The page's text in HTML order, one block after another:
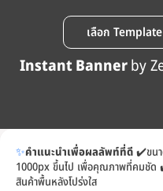
เลือก Template
Instant Bannerby
✨คำแนะนำเพื่อผลลัพท์ที่ดี✔️ขน
1000px ขึ้นไป เพื่อคุณภาพที่คมชัด
สินค้าพื้นหลังโปร่งใส